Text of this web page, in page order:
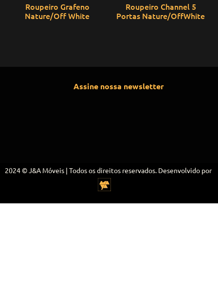
Roupeiro Grafeno
Nature/Off White
Roupeiro Channel 5
Portas Nature/OffWhite
Assine nossa newsletter
2024 © J&A Móveis | Todos os direitos reservados. Desenvolvido por